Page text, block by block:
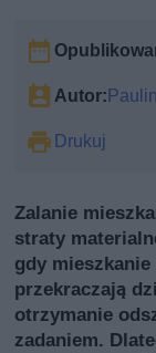
Autor:
Drukuj
Zalanie
straty
gdy
przekraczają
otrzymanie
zadaniem.